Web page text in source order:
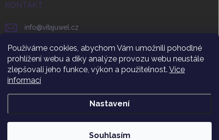
Používáme cookies, abychom Vám umožnili pohodlné
prohlížení webu a díky analýze provozu webu neustále
zlepšovali jeho funkce, výkon a použitelnost. Více
informací
Nastavení
Souhlasím
KONTAKT
info@vitajuwel.cz
+420 608 262 656
vitajuwel_czsr
https://www.youtube.com/channel/
VitaJuwel CZ . Všechna práva vyhrazena.